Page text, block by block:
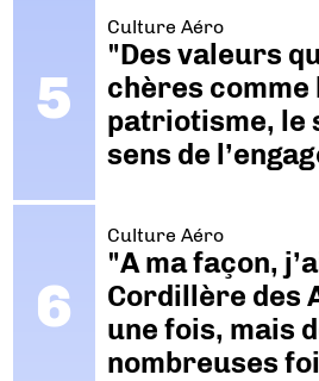
Culture Aéro
"Des valeurs
chères comme
patriotisme, le
sens de
Culture Aéro
"A ma façon,
Cordillère des
une fois, mais
nombreuses